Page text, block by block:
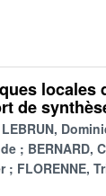
locales
de
LEBRUN,
BERNARD,
FLORENNE,